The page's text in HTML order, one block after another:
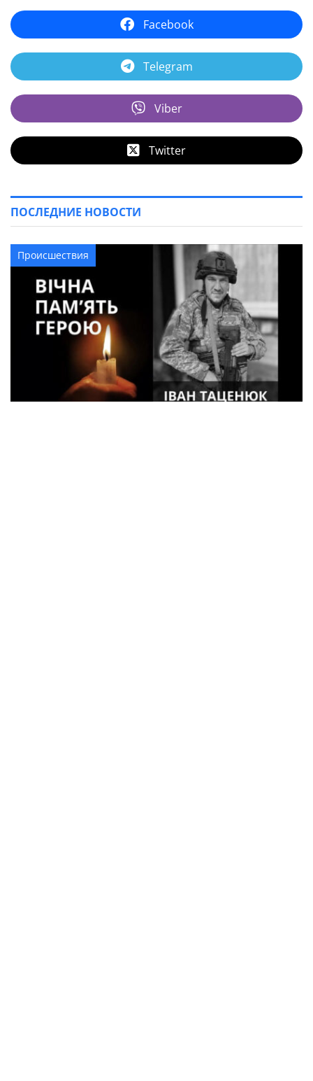
Facebook
Telegram
Viber
Twitter
ПОСЛЕДНИЕ НОВОСТИ
Происшествия